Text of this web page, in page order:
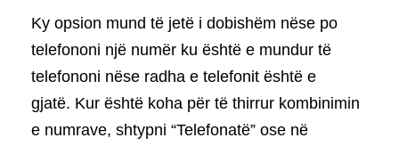
Ky opsion mund të jetë i dobishëm nëse po
telefononi një numër ku është e mundur të
telefononi nëse radha e telefonit është e
gjatë. Kur është koha për të thirrur kombinimin
e numrave, shtypni “Telefonatë” ose në